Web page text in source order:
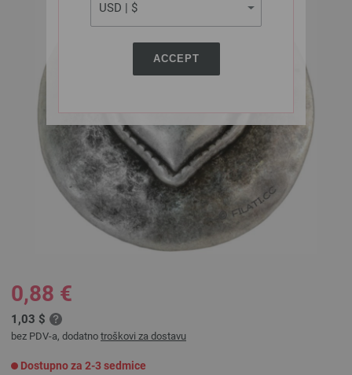
ACCEPT
0,88 €
1,03 $
bez PDV-a, dodatno troškovi za dostavu
Dostupno za 2-3 sedmice